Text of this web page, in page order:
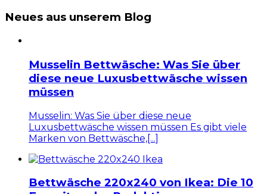
Neues aus unserem Blog
Musselin Bettwäsche: Was Sie über
diese neue Luxusbettwäsche wissen
müssen
Musselin: Was Sie über diese neue
Luxusbettwäsche wissen müssen Es gibt viele
Marken von Bettwäsche,[...]
Bettwäsche 220x240 von Ikea: Die 10